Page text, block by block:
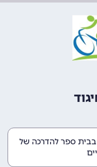
ספר להדרכה של